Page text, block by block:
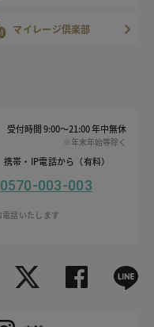
マイレージ倶楽部
受付時間 9:00～21:00 年中無休
※年末年始等除く
携帯・IP電話から（有料）
0570-003-003
話いたします